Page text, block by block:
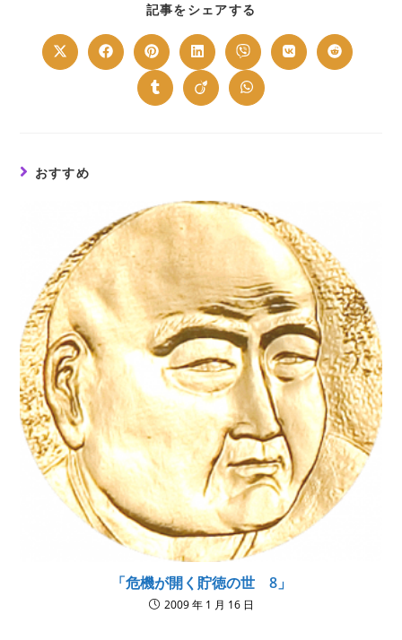
記事をシェアする
CONTENT
Opens
in
Opens
in
window
Opens
in
a
new
window
Opens
in
a
new
window
Opens
in
a
new
window
Opens
in
Opens
in
Opens
in
Opens
in
Opens
in
おすすめ
「危機が開く貯徳の世 8」
2009 年 1 月 16 日